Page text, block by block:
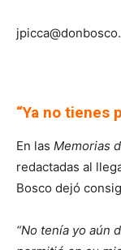
“Ya no tienes
En las Memorias
redactadas al
Bosco dejó
“No tenía yo aún